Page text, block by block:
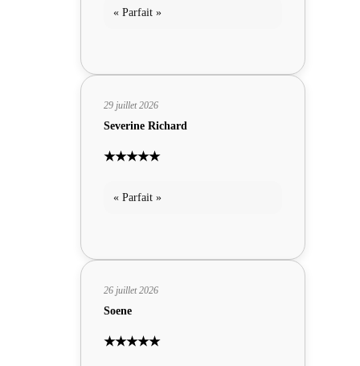
« Parfait »
29 juillet 2026
Severine Richard
★★★★★
« Parfait »
26 juillet 2026
Soene
★★★★★